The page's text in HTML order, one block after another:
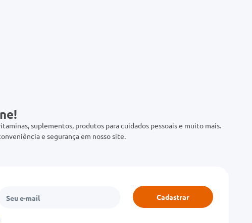
suplementos, produtos para cuidados pessoais e muito mais.
e segurança em nosso site.
Cadastrar